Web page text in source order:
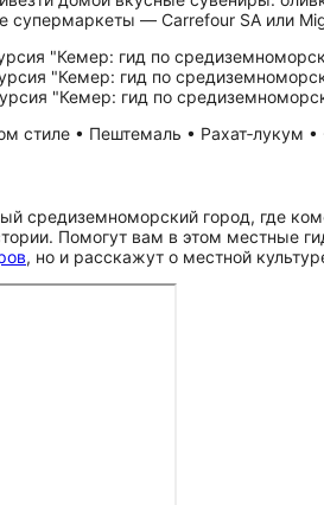
супермаркеты — Carrefour SA или
стиле • Пештемаль • Рахат‑лукум
средиземноморский город, где
Помогут вам в этом местные
, но и расскажут о местной